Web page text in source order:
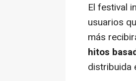
El festival
usuarios
más
hitos
distribuida